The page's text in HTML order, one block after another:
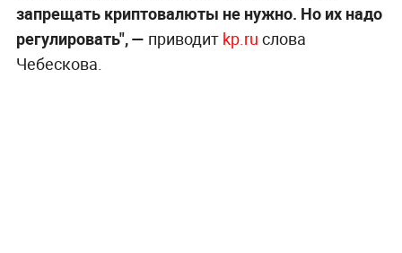
запрещать криптовалюты не нужно. Но их надо
регулировать", — приводит kp.ru слова
Чебескова.